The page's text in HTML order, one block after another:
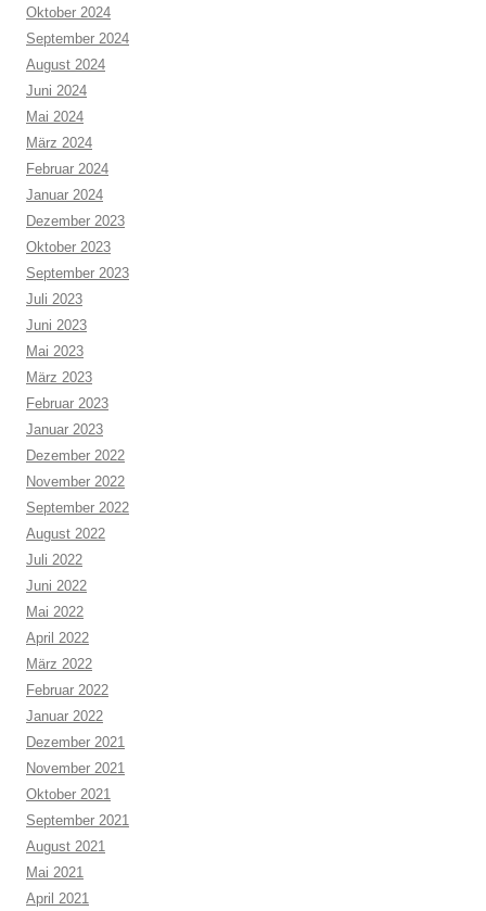
Oktober 2024
September 2024
August 2024
Juni 2024
Mai 2024
März 2024
Februar 2024
Januar 2024
Dezember 2023
Oktober 2023
September 2023
Juli 2023
Juni 2023
Mai 2023
März 2023
Februar 2023
Januar 2023
Dezember 2022
November 2022
September 2022
August 2022
Juli 2022
Juni 2022
Mai 2022
April 2022
März 2022
Februar 2022
Januar 2022
Dezember 2021
November 2021
Oktober 2021
September 2021
August 2021
Mai 2021
April 2021